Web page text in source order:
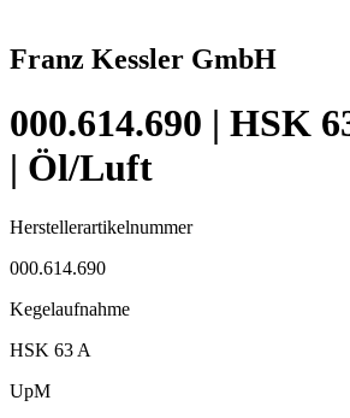
Franz Kessler GmbH
000.614.690 | HSK
| Öl/Luft
Herstellerartikelnummer
000.614.690
Kegelaufnahme
HSK 63 A
UpM